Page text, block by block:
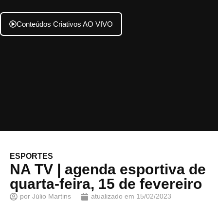
Conteúdos Criativos AO VIVO
ESPORTES
NA TV | agenda esportiva de
quarta-feira, 15 de fevereiro
por Júlio Martins atualizado em 15/02/2023